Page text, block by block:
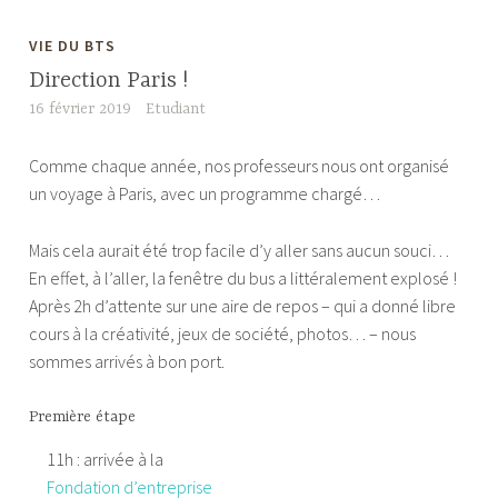
VIE DU BTS
Direction Paris !
16 février 2019 Etudiant
Comme chaque année, nos professeurs nous ont organisé
un voyage à Paris, avec un programme chargé…
Mais cela aurait été trop facile d’y aller sans aucun souci…
En effet, à l’aller, la fenêtre du bus a littéralement explosé !
Après 2h d’attente sur une aire de repos – qui a donné libre
cours à la créativité, jeux de société, photos… – nous
sommes arrivés à bon port.
Première étape
11h : arrivée à la
Fondation d’entreprise